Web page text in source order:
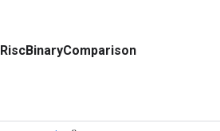
RiscBinaryComparison